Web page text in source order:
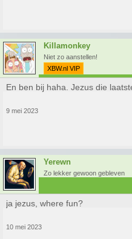
Killamonkey
Niet zo aanstellen!
XBW.nl VIP
En ben bij haha. Jezus die
9 mei 2023
Yerewn
Zo lekker gewoon gebleven
ja jezus, where fun?
10 mei 2023